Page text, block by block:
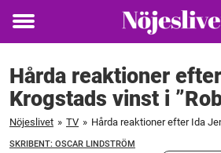
Toggle
Hårda reaktioner
Krogstads vinst i
Nöjeslivet » TV »
SKRIBENT: OSCAR LINDSTRÖM